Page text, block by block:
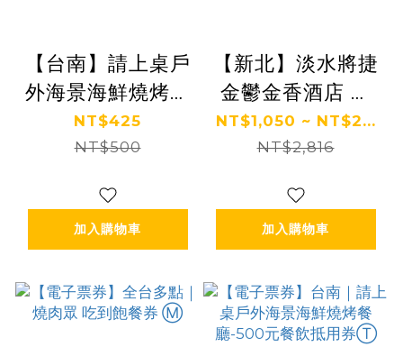
【台南】請上桌戶
外海景海鮮燒烤餐
廳 500元餐飲抵用
券 Ⓣ
NT$425
NT$500
加入購物車
【新北】淡水將捷
金鬱金香酒店 餐
券 Ⓗ
NT$1,050 ~ NT$2...
NT$2,816
加入購物車